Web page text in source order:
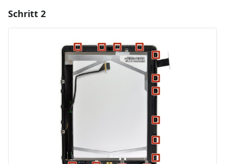
Kommentieren
Schritt 2